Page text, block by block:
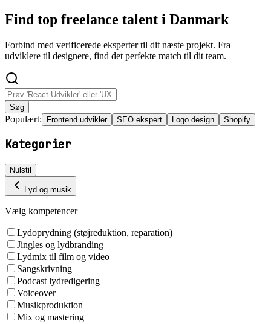
Find top freelance talent i Danmark
Forbind med verificerede eksperter til dit næste projekt. Fra
udviklere til designere, find det perfekte match til dit team.
Søg
Populært: Frontend udvikler SEO ekspert Logo design Shopify
Kategorier
Nulstil
Lyd og musik
Vælg kompetencer
Lydoprydning (støjreduktion, reparation)
Jingles og lydbranding
Lydmix til film og video
Sangskrivning
Podcast lydredigering
Voiceover
Musikproduktion
Mix og mastering